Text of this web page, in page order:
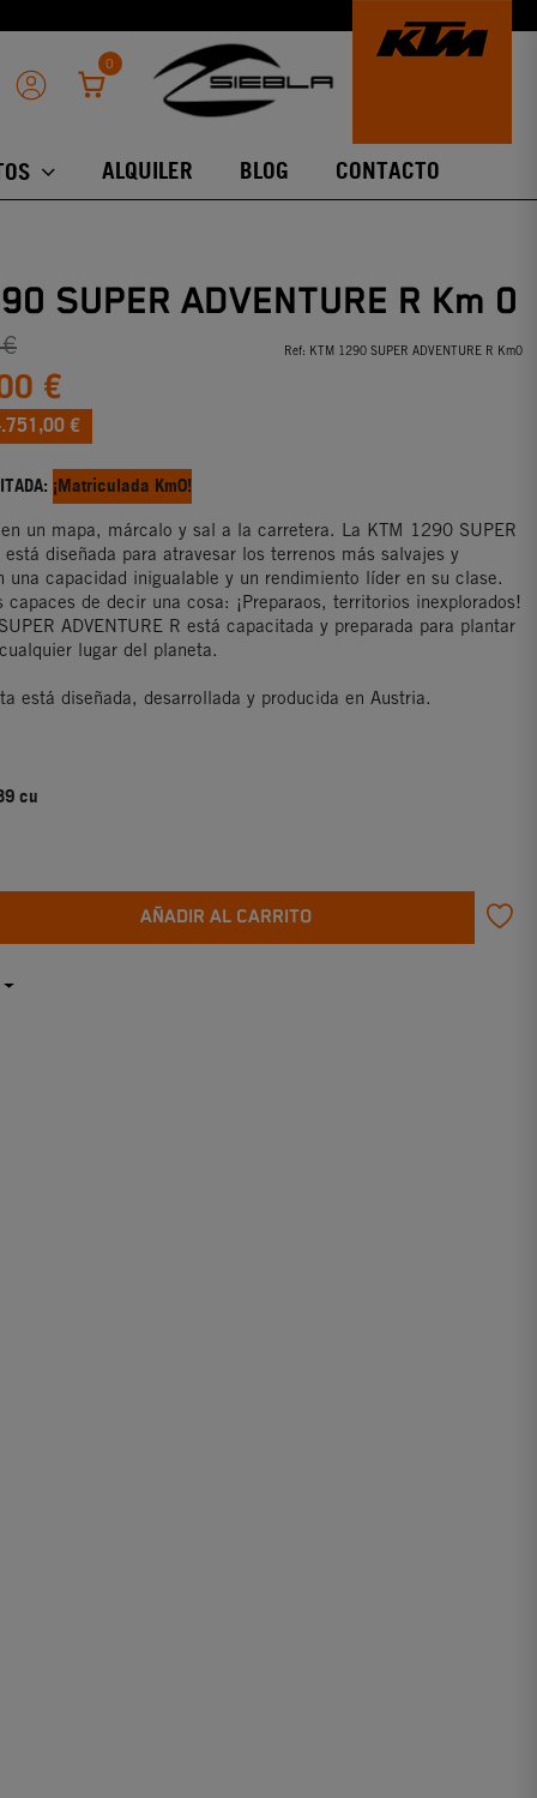
0
ALQUILER BLOG CONTACTO
SUPER ADVENTURE R Km 0
€
€
Ref: KTM 1290 SUPER ADVENTURE R Km0
¡Matriculada Km0!
un mapa, márcalo y sal a la carretera. La KTM 1290 SUPER
está diseñada para atravesar los terrenos más salvajes y
una capacidad inigualable y un rendimiento líder en su clase.
capaces de decir una cosa: ¡Preparaos, territorios inexplorados!
ADVENTURE R está capacitada y preparada para plantar
lugar del planeta.
está diseñada, desarrollada y producida en Austria.
cu
AÑADIR AL CARRITO